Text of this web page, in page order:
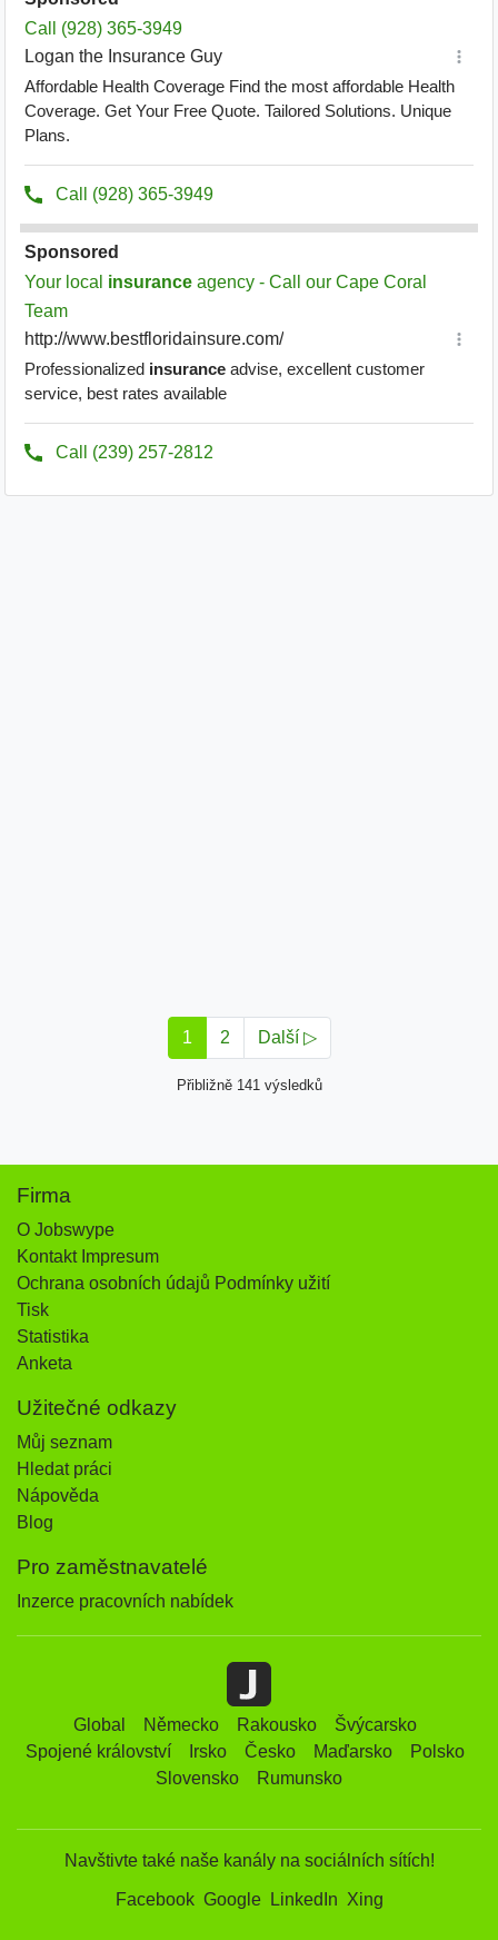
1 2 Další ▷
Přibližně 141 výsledků
Firma
O Jobswype
Kontakt Impresum
Ochrana osobních údajů Podmínky užití
Tisk
Statistika
Anketa
Užitečné odkazy
Můj seznam
Hledat práci
Nápověda
Blog
Pro zaměstnavatelé
Inzerce pracovních nabídek
Global Německo Rakousko
Švýcarsko
Spojené království
Irsko Česko Maďarsko
Polsko
Slovensko
Rumunsko
Navštivte také naše kanály na sociálních sítích!
Facebook Google LinkedIn Xing